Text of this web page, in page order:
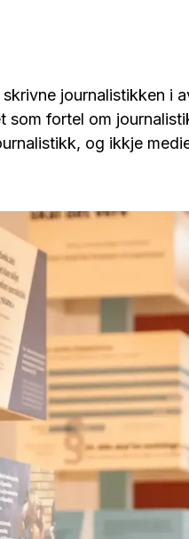
journalistikken i
som fortel om
og ikkje